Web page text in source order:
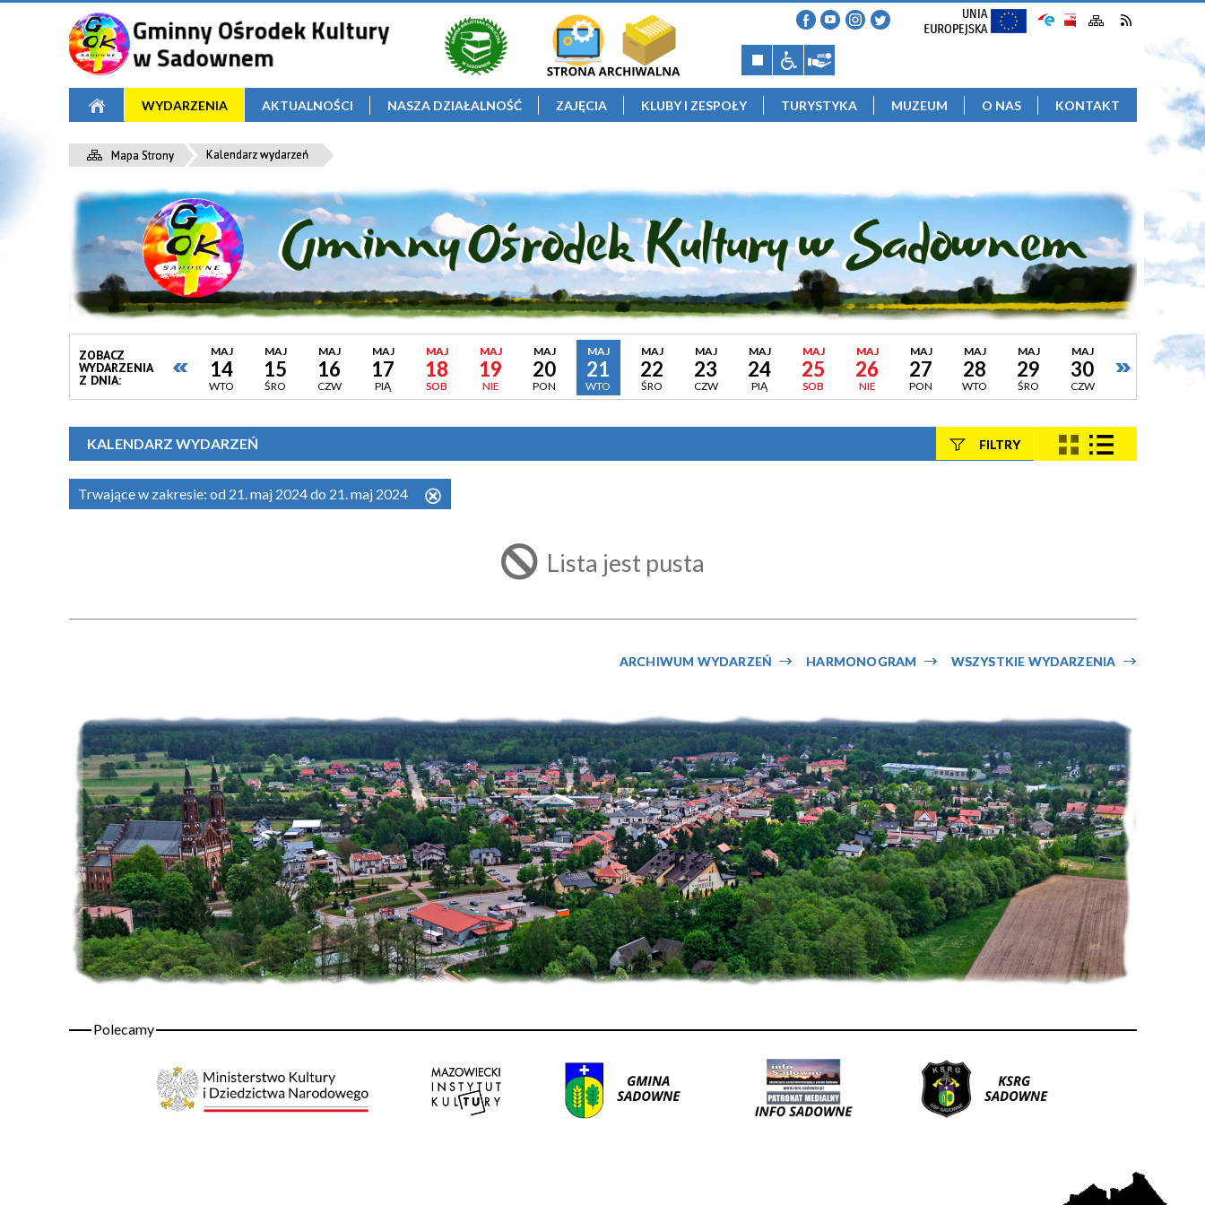
WYDARZENIA AKTUALNOŚCI NASZA DZIAŁALNOŚĆ ZAJĘCIA KLUBY I ZESPOŁY TURYSTYKA MUZEUM O NAS KONTAKT
Mapa Strony Kalendarz wydarzeń
ZOBACZ
WYDARZENIA
Z DNIA:
MAJ
14
WTO
MAJ
15
ŚRO
MAJ
16
CZW
MAJ
17
PIĄ
MAJ
18
SOB
MAJ
19
NIE
MAJ
20
PON
MAJ
21
WTO
MAJ
22
ŚRO
MAJ
23
CZW
MAJ
24
PIĄ
MAJ
25
SOB
MAJ
26
NIE
MAJ
27
PON
MAJ
28
WTO
MAJ
29
ŚRO
MAJ
30
CZW
KALENDARZ WYDARZEŃ FILTRY
Miejsce
Trwające w zakresie: od 21. maj 2024 do 21. maj 2024
Lista jest pusta
WSZYSTKIE WYDARZENIA
HARMONOGRAM
ARCHIWUM WYDARZEŃ